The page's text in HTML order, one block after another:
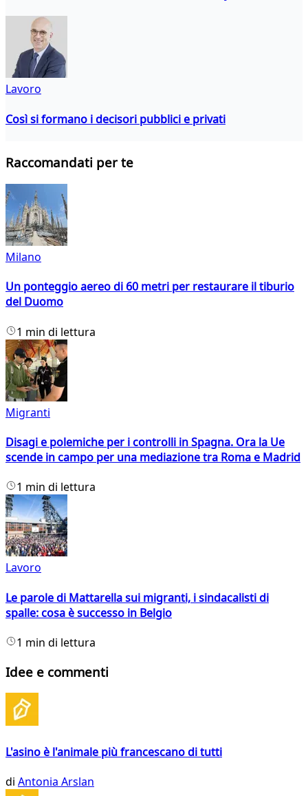
Lavoro
Così si formano i decisori pubblici e privati
Raccomandati per te
Milano
Un ponteggio aereo di 60 metri per restaurare il tiburio
del Duomo
1 min di lettura
Migranti
Disagi e polemiche per i controlli in Spagna. Ora la Ue
scende in campo per una mediazione tra Roma e Madrid
1 min di lettura
Lavoro
Le parole di Mattarella sui migranti, i sindacalisti di
spalle: cosa è successo in Belgio
1 min di lettura
Idee e commenti
L'asino è l'animale più francescano di tutti
di Antonia Arslan